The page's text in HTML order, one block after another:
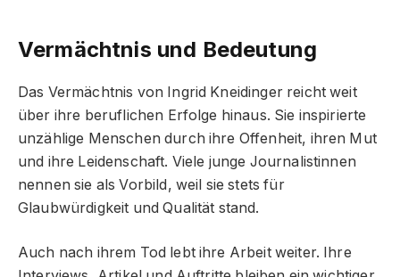
Vermächtnis und Bedeutung
Das Vermächtnis von Ingrid Kneidinger reicht weit
über ihre beruflichen Erfolge hinaus. Sie inspirierte
unzählige Menschen durch ihre Offenheit, ihren Mut
und ihre Leidenschaft. Viele junge Journalistinnen
nennen sie als Vorbild, weil sie stets für
Glaubwürdigkeit und Qualität stand.
Auch nach ihrem Tod lebt ihre Arbeit weiter. Ihre